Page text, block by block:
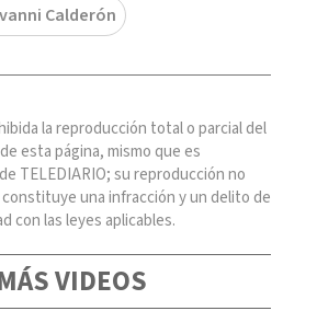
Calderón
la reproducción total o parcial del
esta página, mismo que es
TELEDIARIO; su reproducción no
una infracción y un delito de
con las leyes aplicables.
VIDEOS